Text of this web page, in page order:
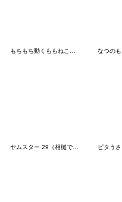
もちもち動くももねこちゃん17 なつの
ピタう